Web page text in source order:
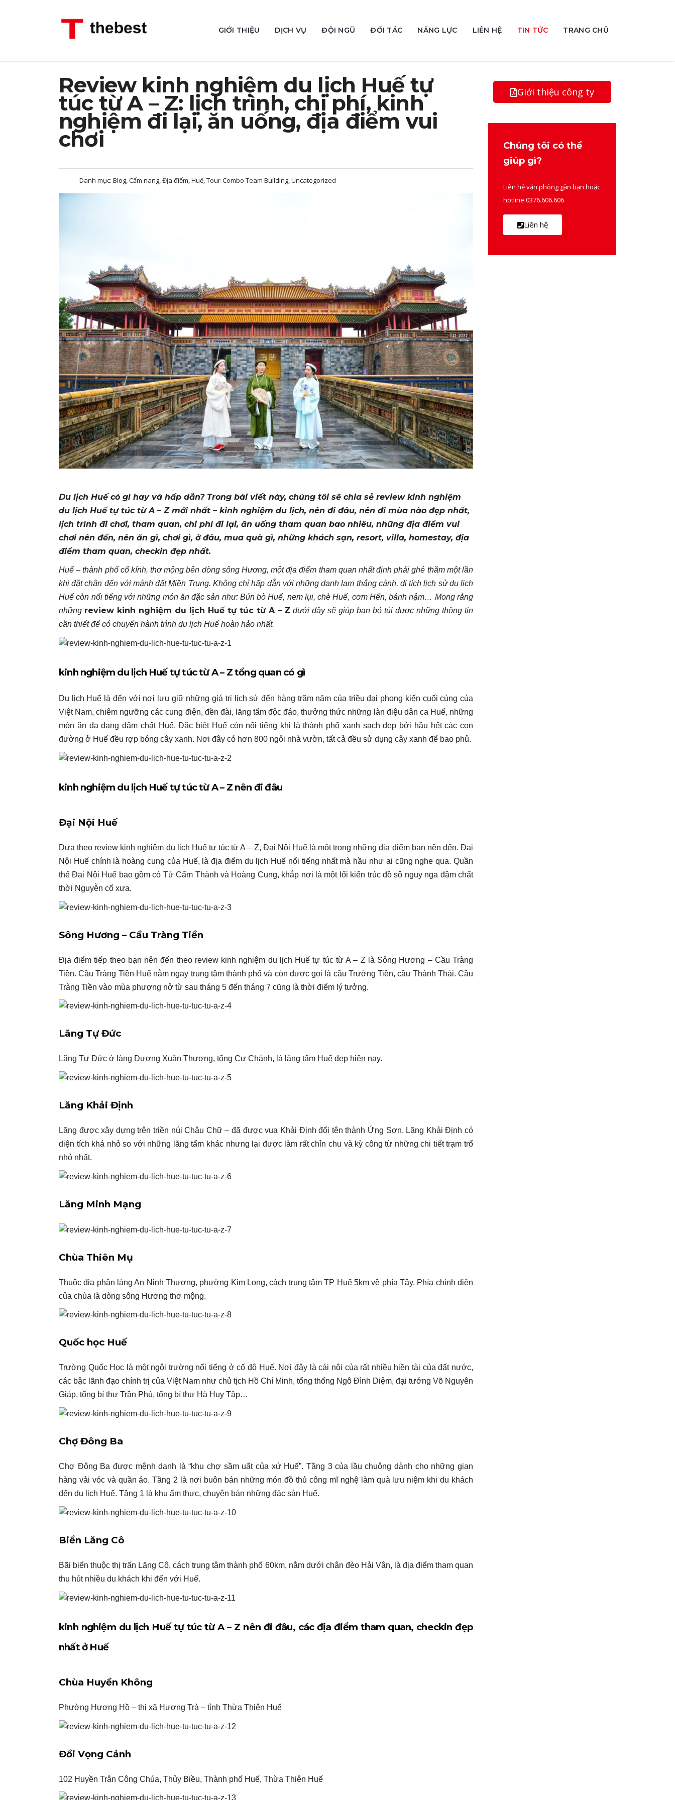
GIỚI THIỆU DỊCH VỤ ĐỘI NGŨ ĐỐI TÁC NĂNG LỰC LIÊN HỆ TIN TỨC TRANG CHỦ
Review kinh nghiệm du lịch Huế tự
túc từ A – Z: lịch trình, chi phí, kinh
nghiệm đi lại, ăn uống, địa điểm vui
chơi
Danh mục: Blog, Cẩm nang, Địa điểm, Huế, Tour-Combo Team Building, Uncategorized
Du lịch Huế có gì hay và hấp dẫn? Trong bài viết này, chúng tôi sẽ chia sẻ review kinh nghiệm
du lịch Huế tự túc từ A – Z mới nhất – kinh nghiệm du lịch, nên đi đâu, nên đi mùa nào đẹp nhất,
lịch trình đi chơi, tham quan, chi phí đi lại, ăn uống tham quan bao nhiêu, những địa điểm vui
chơi nên đến, nên ăn gì, chơi gì, ở đâu, mua quà gì, những khách sạn, resort, villa, homestay, địa
điểm tham quan, checkin đẹp nhất.
Huế – thành phố cổ kính, thơ mộng bên dòng sông Hương, một địa điểm tham quan nhất định phải ghé thăm một lần
khi đặt chân đến với mảnh đất Miền Trung. Không chỉ hấp dẫn với những danh lam thắng cảnh, di tích lịch sử du lịch
Huế còn nổi tiếng với những món ăn đặc sản như: Bún bò Huế, nem lụi, chè Huế, cơm Hến, bánh nậm… Mong rằng
những review kinh nghiệm du lịch Huế tự túc từ A – Z dưới đây sẽ giúp bạn bỏ túi được những thông tin
cần thiết để có chuyến hành trình du lịch Huế hoàn hảo nhất.
kinh nghiệm du lịch Huế tự túc từ A – Z tổng quan có gì
Du lịch Huế là đến với nơi lưu giữ những giá trị lịch sử đến hàng trăm năm của triều đại phong kiến cuối cùng của
Việt Nam, chiêm ngưỡng các cung điện, đền đài, lăng tẩm độc đáo, thưởng thức những làn điệu dân ca Huế, những
món ăn đa dạng đậm chất Huế. Đặc biệt Huế còn nổi tiếng khi là thành phố xanh sạch đẹp bởi hầu hết các con
đường ở Huế đều rợp bóng cây xanh. Nơi đây có hơn 800 ngôi nhà vườn, tất cả đều sử dụng cây xanh để bao phủ.
kinh nghiệm du lịch Huế tự túc từ A – Z nên đi đâu
Đại Nội Huế
Dựa theo review kinh nghiệm du lịch Huế tự túc từ A – Z, Đại Nội Huế là một trong những địa điểm bạn nên đến. Đại
Nội Huế chính là hoàng cung của Huế, là địa điểm du lịch Huế nổi tiếng nhất mà hầu như ai cũng nghe qua. Quần
thể Đại Nội Huế bao gồm có Tử Cấm Thành và Hoàng Cung, khắp nơi là một lối kiến trúc đồ sộ nguy nga đậm chất
thời Nguyễn cổ xưa.
Sông Hương – Cầu Tràng Tiền
Địa điểm tiếp theo bạn nên đến theo review kinh nghiệm du lịch Huế tự túc từ A – Z là Sông Hương – Cầu Tràng
Tiền. Cầu Tràng Tiền Huế nằm ngay trung tâm thành phố và còn được gọi là cầu Trường Tiền, cầu Thành Thái. Cầu
Tràng Tiền vào mùa phượng nở từ sau tháng 5 đến tháng 7 cũng là thời điểm lý tưởng.
Lăng Tự Đức
Lặng Tự Đức ở làng Dương Xuân Thượng, tổng Cư Chánh, là lăng tẩm Huế đẹp hiện nay.
Lăng Khải Định
Lăng được xây dựng trên triền núi Châu Chữ – đã được vua Khải Định đổi tên thành Ứng Sơn. Lăng Khải Định có
diện tích khá nhỏ so với những lăng tẩm khác nhưng lại được làm rất chỉn chu và kỳ công từ những chi tiết trạm trổ
nhỏ nhất.
Lăng Minh Mạng
Chùa Thiên Mụ
Thuộc địa phận làng An Ninh Thương, phường Kim Long, cách trung tâm TP Huế 5km về phía Tây. Phía chính diện
của chùa là dòng sông Hương thơ mộng.
Quốc học Huế
Trường Quốc Học là một ngôi trường nổi tiếng ở cố đô Huế. Nơi đây là cái nôi của rất nhiều hiền tài của đất nước,
các bậc lãnh đạo chính trị của Việt Nam như chủ tịch Hồ Chí Minh, tổng thống Ngô Đình Diệm, đại tướng Võ Nguyên
Giáp, tổng bí thư Trần Phú, tổng bí thư Hà Huy Tập…
Chợ Đông Ba
Chợ Đông Ba được mệnh danh là “khu chợ sầm uất của xứ Huế”. Tầng 3 của lầu chuông dành cho những gian
hàng vải vóc và quần áo. Tầng 2 là nơi buôn bán những món đồ thủ công mĩ nghệ làm quà lưu niệm khi du khách
đến du lịch Huế. Tầng 1 là khu ẩm thực, chuyên bán những đặc sản Huế.
Biển Lăng Cô
Bãi biển thuộc thị trấn Lăng Cô, cách trung tâm thành phố 60km, nằm dưới chân đèo Hải Vân, là địa điểm tham quan
thu hút nhiều du khách khi đến với Huế.
kinh nghiệm du lịch Huế tự túc từ A – Z nên đi đâu, các địa điểm tham quan, checkin đẹp
nhất ở Huế
Chùa Huyền Không
Phường Hương Hồ – thị xã Hương Trà – tỉnh Thừa Thiên Huế
Đồi Vọng Cảnh
102 Huyền Trân Công Chúa, Thủy Biều, Thành phố Huế, Thừa Thiên Huế
Giới thiệu công ty
Chúng tôi có thể
giúp gì?
Liên hệ văn phòng gần bạn hoặc
hotline 0376.606.606
Liên hệ